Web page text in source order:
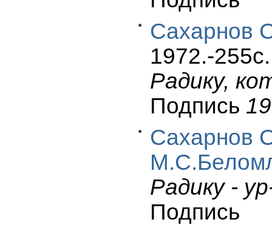
Сахарнов
1972.-
Радику,
Подпись
Сахарнов
Радику -
Подпись